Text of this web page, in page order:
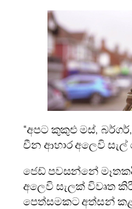
“අපට කුකුළු මස්,
චීන ආහාර අලෙවි සැල්
ජෙඩ් පවසන්නේ
අලෙවි සැලක් විවෘත
පෙත්සමකට අත්සන්